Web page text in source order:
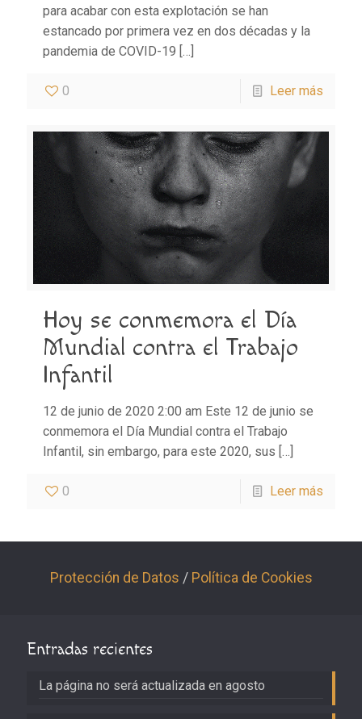
para acabar con esta explotación se han
estancado por primera vez en dos décadas y la
pandemia de COVID-19 […]
0 Leer más
Hoy se conmemora el Día
Mundial contra el Trabajo
Infantil
12 de junio de 2020 2:00 am Este 12 de junio se
conmemora el Día Mundial contra el Trabajo
Infantil, sin embargo, para este 2020, sus […]
0 Leer más
Protección de Datos / Política de Cookies
Entradas recientes
La página no será actualizada en agosto